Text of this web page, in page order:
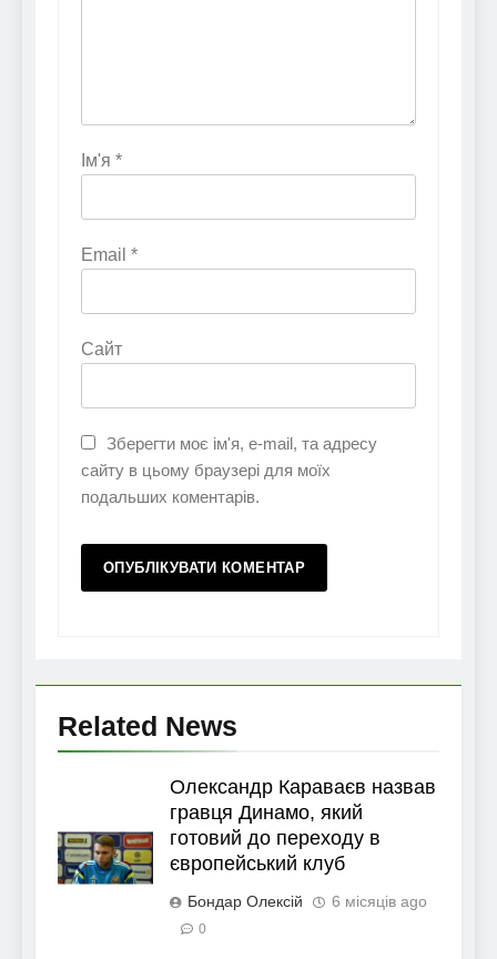
Ім'я *
Email *
Сайт
Зберегти моє ім'я, e-mail, та адресу
сайту в цьому браузері для моїх
подальших коментарів.
Related News
Олександр Караваєв назвав
гравця Динамо, який
готовий до переходу в
європейський клуб
Бондар Олексій 6 місяців ago
0